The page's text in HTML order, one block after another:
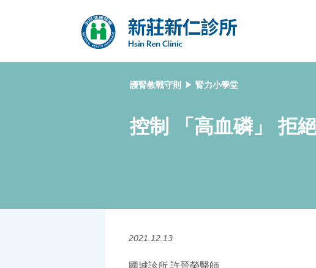
護腎教戰守則 腎力小學堂
控制 「高血磷」 拒
2021.12.13
國城診所 許晉榮醫師